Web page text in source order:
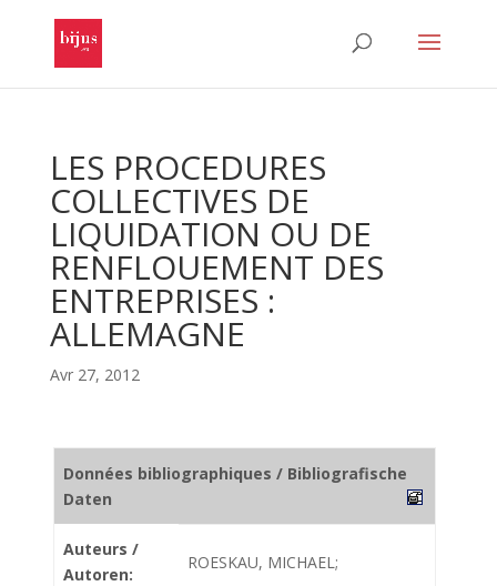
LES PROCEDURES
COLLECTIVES DE
LIQUIDATION OU DE
RENFLOUEMENT DES
ENTREPRISES :
ALLEMAGNE
Avr 27, 2012
Données bibliographiques / Bibliografische
Daten
Auteurs /
Autoren:
ROESKAU, MICHAEL;